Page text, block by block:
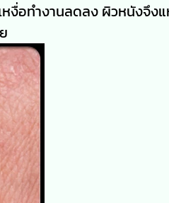
หงื่อทำงานลดลง ผิวหนังจึง